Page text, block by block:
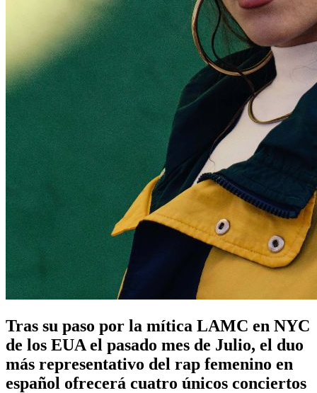
Tras su paso por la mítica LAMC en NYC
de los EUA el pasado mes de Julio, el duo
más representativo del rap femenino en
español ofrecerá cuatro únicos conciertos